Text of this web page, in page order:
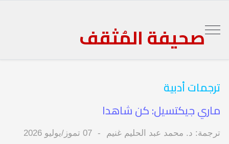
صحيفة المُثقف
ترجمات أدبية
ماري جيكتسيل: كن شاهدا
ترجمة: د. محمد عبد الحليم غنيم 07 تموز/يوليو 2026